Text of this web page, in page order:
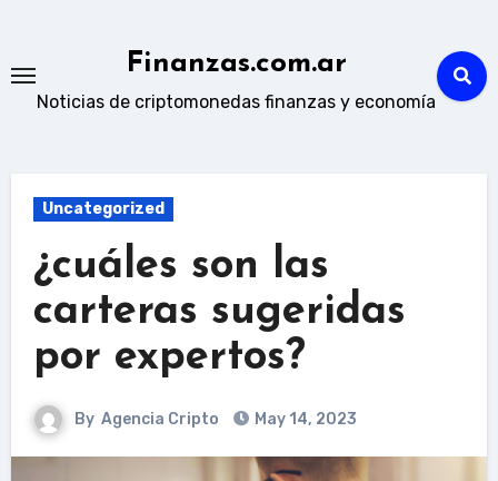
content
Finanzas.com.ar
Noticias de criptomonedas finanzas y economía
Uncategorized
¿cuáles son las
carteras sugeridas
por expertos?
By Agencia Cripto May 14, 2023